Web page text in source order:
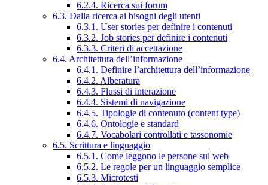
6.2.4. Ricerca sui forum
6.3. Dalla ricerca ai bisogni degli utenti
6.3.1. User stories per definire i contenuti
6.3.2. Job stories per definire i contenuti
6.3.3. Criteri di accettazione
6.4. Architettura dell’informazione
6.4.1. Definire l’architettura dell’informazione
6.4.2. Alberatura
6.4.3. Flussi di interazione
6.4.4. Sistemi di navigazione
6.4.5. Tipologie di contenuto (content type)
6.4.6. Ontologie e standard
6.4.7. Vocabolari controllati e tassonomie
6.5. Scrittura e linguaggio
6.5.1. Come leggono le persone sul web
6.5.2. Le regole per un linguaggio semplice
6.5.3. Microtesti